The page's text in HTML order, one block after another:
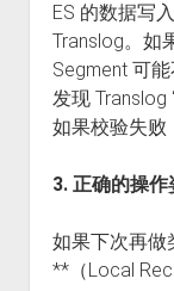
ES 的数据写
Translog。如
Segment 可
发现 Translog
如果校验失败
3. 正确的操作
如果下次再做
**（Local